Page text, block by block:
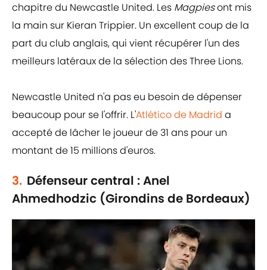
chapitre du Newcastle United. Les Magpiesont mis
la main sur Kieran Trippier. Un excellent coup de la
part du club anglais, qui vient récupérer l'un des
meilleurs latéraux de la sélection des Three Lions.
Newcastle United n'a pas eu besoin de dépenser
beaucoup pour se l'offrir. L'Atlético de Madrid a
accepté de lâcher le joueur de 31 ans pour un
montant de 15 millions d'euros.
3. Défenseur central : Anel
Ahmedhodzic (Girondins de Bordeaux)